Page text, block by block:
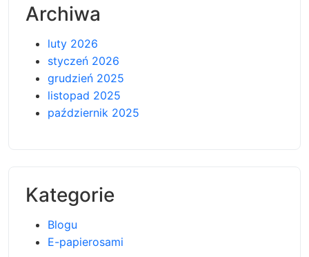
Archiwa
luty 2026
styczeń 2026
grudzień 2025
listopad 2025
październik 2025
Kategorie
Blogu
E-papierosami